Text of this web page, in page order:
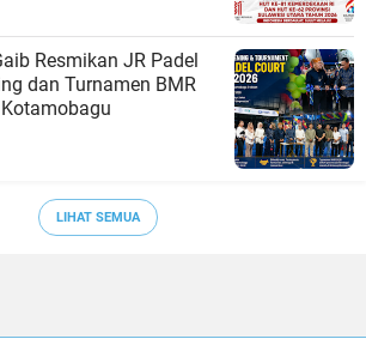
Resmikan JR Padel
dan Turnamen BMR
LIHAT SEMUA